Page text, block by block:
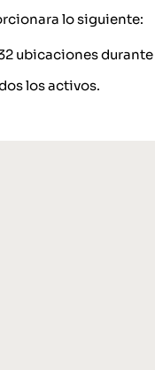
lo siguiente:
ubicaciones
los activos.